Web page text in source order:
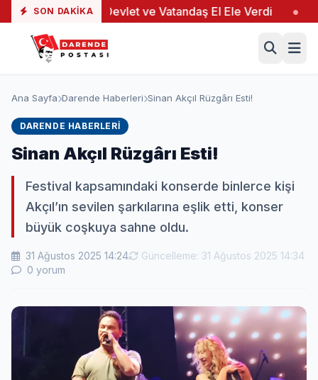
SON DAKIKA
● Devlet ve Vatandaş El Ele Verdi ●
Ana Sayfa Darende Haberleri Sinan Akçıl Rüzgârı Esti!
DARENDE HABERLERI
Sinan Akçıl Rüzgârı Esti!
Festival kapsamındaki konserde binlerce kişi
Akçıl’ın sevilen şarkılarına eşlik etti, konser
büyük coşkuya sahne oldu.
31 Ağustos 2025 14:24
Güncelleme: 31 Ağustos 2025 14:34
0 yorum